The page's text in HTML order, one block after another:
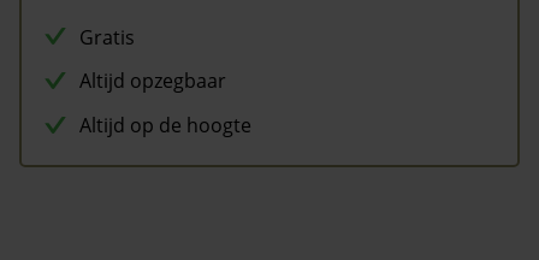
Gratis
Altijd opzegbaar
Altijd op de hoogte